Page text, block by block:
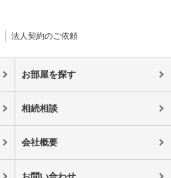
法人契約のご依頼
お部屋を探す
相続相談
会社概要